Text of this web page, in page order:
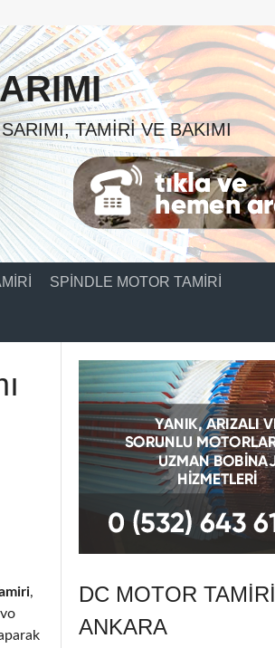
TAMIRI VE BAKIMI
SPINDLE MOTOR TAMIRI
,
DC MOTOR TAMIRI
ANKARA